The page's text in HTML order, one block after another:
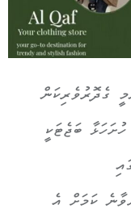
ގެދޮރުވެރިކަން
ބަޖެޓަކީ
ކަމަށް އެ